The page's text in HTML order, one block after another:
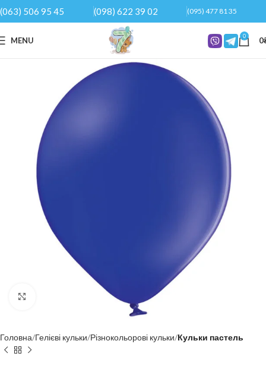
(063) 506 95 45 (098) 622 39 02 (095) 477 81 35
MENU 0 0
Головна Гелієві кульки Різнокольорові кульки Кульки пастель